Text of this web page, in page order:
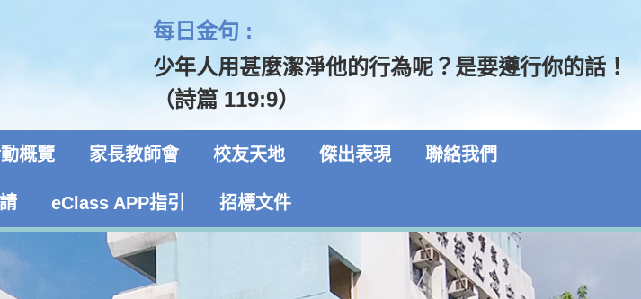
每日金句 :
少年人用甚麼潔淨他的行為呢？是要遵行你的話！
（詩篇 119:9）
概覽 家長教師會 校友天地 傑出表現 聯絡我們
eClass APP指引 招標文件